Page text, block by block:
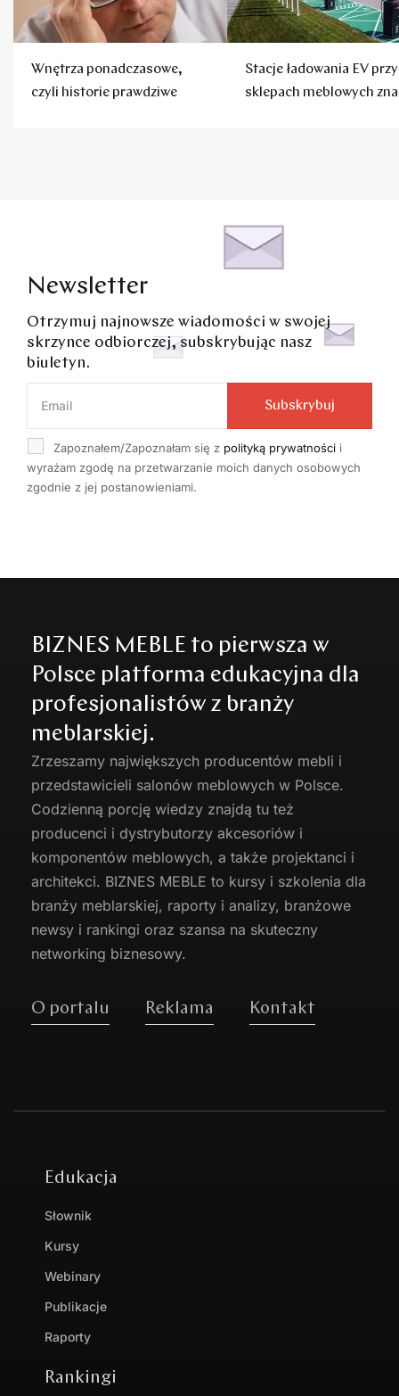
Wnętrza ponadczasowe,
czyli historie prawdziwe
Stacje ładowania EV przy
sklepach meblowych
Newsletter
Otrzymuj najnowsze wiadomości w swojej
skrzynce odbiorczej, subskrybując nasz
biuletyn.
Zapoznałem/Zapoznałam się z polityką prywatności i
wyrażam zgodę na przetwarzanie moich danych osobowych
zgodnie z jej postanowieniami.
Subskrybuj
BIZNES MEBLE to pierwsza w
Polsce platforma edukacyjna dla
profesjonalistów z branży
meblarskiej.
Zrzeszamy największych producentów mebli i
przedstawicieli salonów meblowych w Polsce.
Codzienną porcję wiedzy znajdą tu też
producenci i dystrybutorzy akcesoriów i
komponentów meblowych, a także projektanci i
architekci. BIZNES MEBLE to kursy i szkolenia dla
branży meblarskiej, raporty i analizy, branżowe
newsy i rankingi oraz szansa na skuteczny
networking biznesowy.
O portalu Reklama Kontakt
Edukacja
Słownik
Kursy
Webinary
Publikacje
Raporty
Rankingi